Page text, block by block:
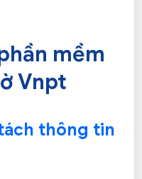
mềm
Vnpt
thông tin